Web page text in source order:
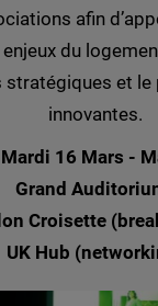
afin
du
et le
innovantes.
Mardi 16 Mars -
Grand
Croisette
UK Hub